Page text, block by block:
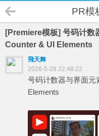
PR模
[Premiere模板] 号码计
Counter & UI Elements
飛天舞
2026-5-28 22:48:22
号码计数器与界面元
Elements